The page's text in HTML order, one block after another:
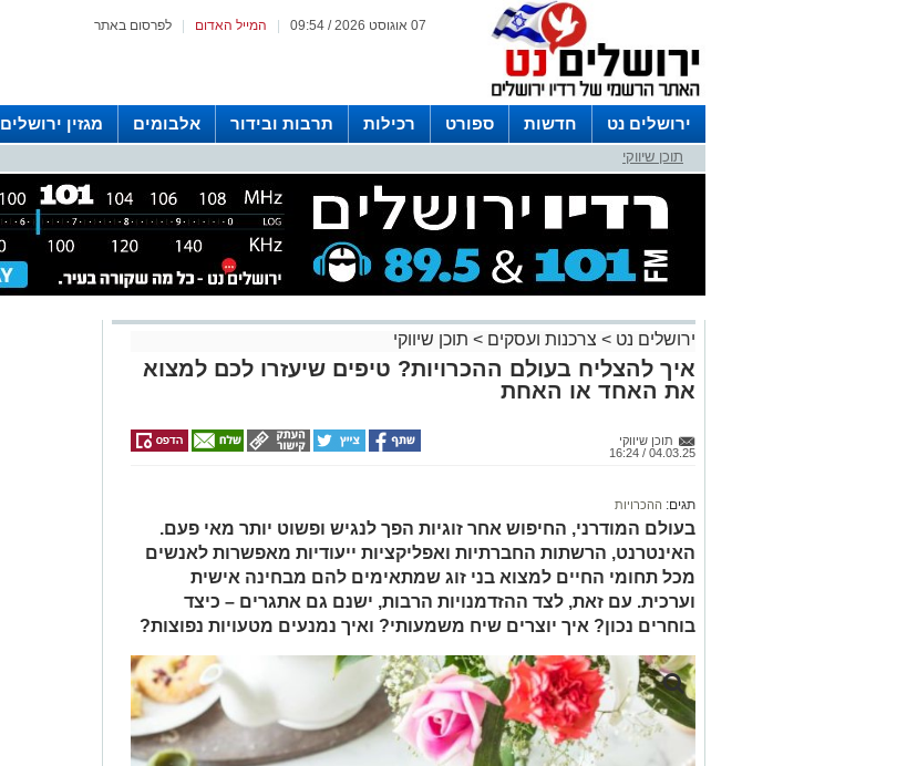
לפרסום באתר המייל האדום 07 אוגוסט 2026 / 09:54
ירושלים נט חדשות ספורט רכילות תרבות ובידור אלבומים מגזין ירושלים
לפרסום ברדיו צרו קשר
תוכן שיווקי
ירושלים נט > צרכנות ועסקים > תוכן שיווקי
איך להצליח בעולם ההכרויות? טיפים שיעזרו לכם למצוא
את האחד או האחת
תוכן שיווקי
04.03.25 / 16:24
תגים: ההכרויות
בעולם המודרני, החיפוש אחר זוגיות הפך לנגיש ופשוט יותר מאי פעם.
האינטרנט, הרשתות החברתיות ואפליקציות ייעודיות מאפשרות לאנשים
מכל תחומי החיים למצוא בני זוג שמתאימים להם מבחינה אישית
וערכית. עם זאת, לצד ההזדמנויות הרבות, ישנם גם אתגרים – כיצד
בוחרים נכון? איך יוצרים שיח משמעותי? ואיך נמנעים מטעויות נפוצות?